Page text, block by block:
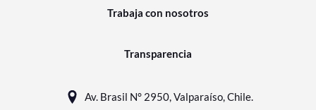
Trabaja con nosotros
Transparencia
Av. Brasil N° 2950, Valparaíso, Chile.